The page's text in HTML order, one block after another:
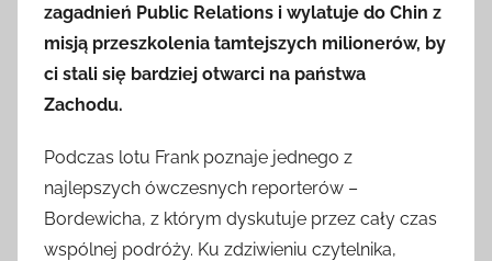
zagadnień Public Relations i wylatuje do Chin z
misją przeszkolenia tamtejszych milionerów, by
ci stali się bardziej otwarci na państwa
Zachodu.
Podczas lotu Frank poznaje jednego z
najlepszych ówczesnych reporterów –
Bordewicha, z którym dyskutuje przez cały czas
wspólnej podróży. Ku zdziwieniu czytelnika,